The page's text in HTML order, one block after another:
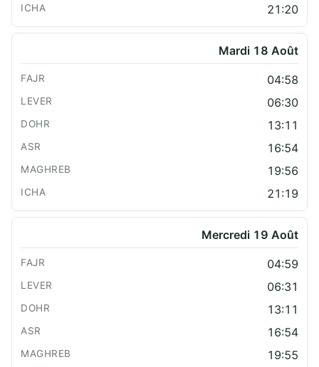
21:20
Mardi 18 Août
04:58
06:30
13:11
16:54
19:56
21:19
Mercredi 19 Août
04:59
06:31
13:11
16:54
19:55